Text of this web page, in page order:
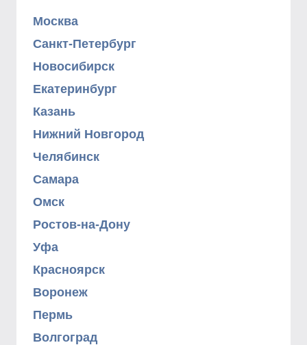
Москва
Санкт-Петербург
Новосибирск
Екатеринбург
Казань
Нижний Новгород
Челябинск
Самара
Омск
Ростов-на-Дону
Уфа
Красноярск
Воронеж
Пермь
Волгоград